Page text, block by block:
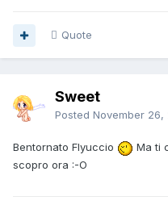
Quote
Sweet
Posted November 26,
Bentornato Flyuccio
Ma ti
scopro ora :-O